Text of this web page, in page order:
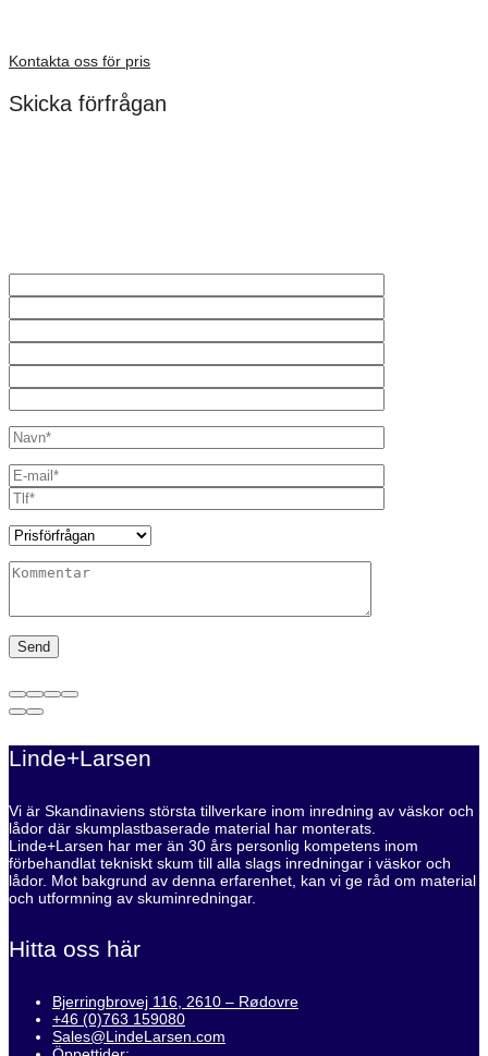
Kontakta oss för pris
Skicka förfrågan
Linde+Larsen
Vi är Skandinaviens största tillverkare inom inredning av väskor och
lådor där skumplastbaserade material har monterats.
Linde+Larsen har mer än 30 års personlig kompetens inom
förbehandlat tekniskt skum till alla slags inredningar i väskor och
lådor. Mot bakgrund av denna erfarenhet, kan vi ge råd om material
och utformning av skuminredningar.
Hitta oss här
Bjerringbrovej 116, 2610 – Rødovre
+46 (0)763 159080
Sales@LindeLarsen.com